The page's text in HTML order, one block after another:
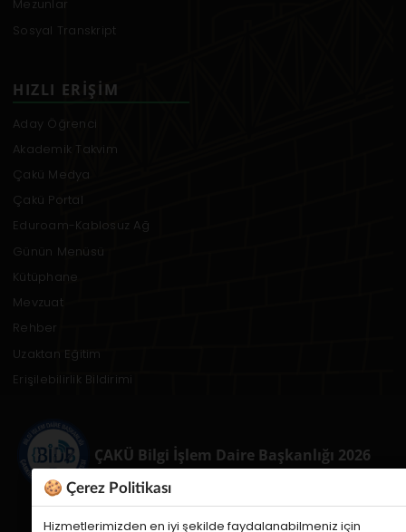
Mezunlar
Sosyal Transkript
HIZLI ERIŞIM
Aday Öğrenci
Akademik Takvim
Çakü Medya
Çakü Portal
Eduroam-Kablosuz Ağ
Günün Menüsü
Kütüphane
Mevzuat
Rehber
Uzaktan Eğitim
Erişilebilirlik Bildirimi
ÇAKÜ Bilgi İşlem Daire Başkanlığı 2026
🍪 Çerez Politikası
Hizmetlerimizden en iyi şekilde faydalanabilmeniz için